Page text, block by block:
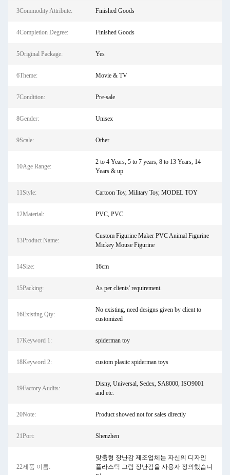
3Commodity Attribute: Finished Goods
4Completion Degree: Finished Goods
5Original Package: Yes
6Theme: Movie & TV
7Condition: Pre-sale
8Gender: Unisex
9Scale: Other
10Age Range:
2 to 4 Years, 5 to 7 years, 8 to 13 Years, 14
Years & up
11Style: Cartoon Toy, Military Toy, MODEL TOY
12Material: PVC, PVC
13Product Name:
Custom Figurine Maker PVC Animal Figurine
Mickey Mouse Figurine
14Size: 16cm
15Packing: As per clients' requirement.
16Existing Qty:
No existing, need designs given by client to
customized
17Keyword 1: spiderman toy
18Keyword 2: custom plasitc spiderman toys
19Factory Audits:
Disny, Universal, Sedex, SA8000, ISO9001
and etc.
20Note: Product showed not for sales directly
21Port: Shenzhen
22제품 이름:
맞춤형 장난감 제조업체는 자신의 디자인
플라스틱 그림 장난감을 사용자 정의했습니